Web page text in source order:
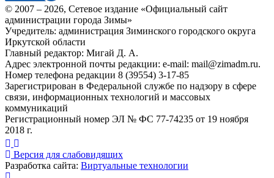
© 2007 – 2026, Сетевое издание «Официальный сайт
администрации города Зимы»
Учредитель: администрация Зиминского городского округа
Иркутской области
Главный редактор: Мигай Д. А.
Адрес электронной почты редакции: e-mail: mail@zimadm.ru.
Номер телефона редакции 8 (39554) 3-17-85
Зарегистрирован в Федеральной службе по надзору в сфере
связи, информационных технологий и массовых
коммуникаций
Регистрационный номер ЭЛ № ФС 77-74235 от 19 ноября
2018 г.
Версия для слабовидящих
Разработка сайта: Виртуальные технологии